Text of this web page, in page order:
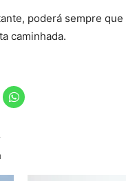
poderá sempre
caminhada.